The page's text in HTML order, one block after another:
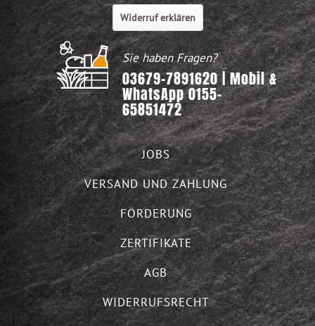
Widerruf erklären
Sie haben Fragen?
03679-7891620 | Mobil &
WhatsApp 0155-
65851472
JOBS
VERSAND UND ZAHLUNG
FÖRDERUNG
ZERTIFIKATE
AGB
WIDERRUFSRECHT